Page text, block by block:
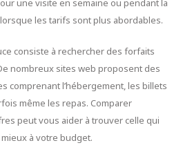
une visite en semaine ou pendant la
les tarifs sont plus abordables.
consiste à rechercher des forfaits
nombreux sites web proposent des
comprenant l’hébergement, les billets
même les repas. Comparer
peut vous aider à trouver celle qui
à votre budget.